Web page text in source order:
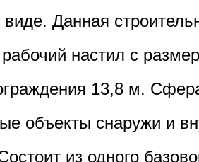
Данная
настил с
13,8 м.
объекты снаружи и
из одного